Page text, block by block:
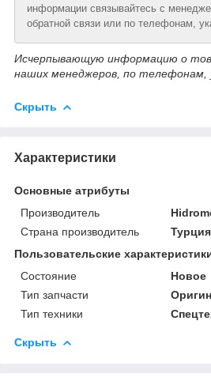
информации связывайтесь с
обратной связи или по телефонам,
Исчерпывающую информацию о
наших менеджеров, по телефонам,
Скрыть
Характеристики
Основные атрибуты
Производитель
Страна производитель
Турция
Пользовательские
Состояние
Новое
Тип запчасти
Тип техники
Скрыть